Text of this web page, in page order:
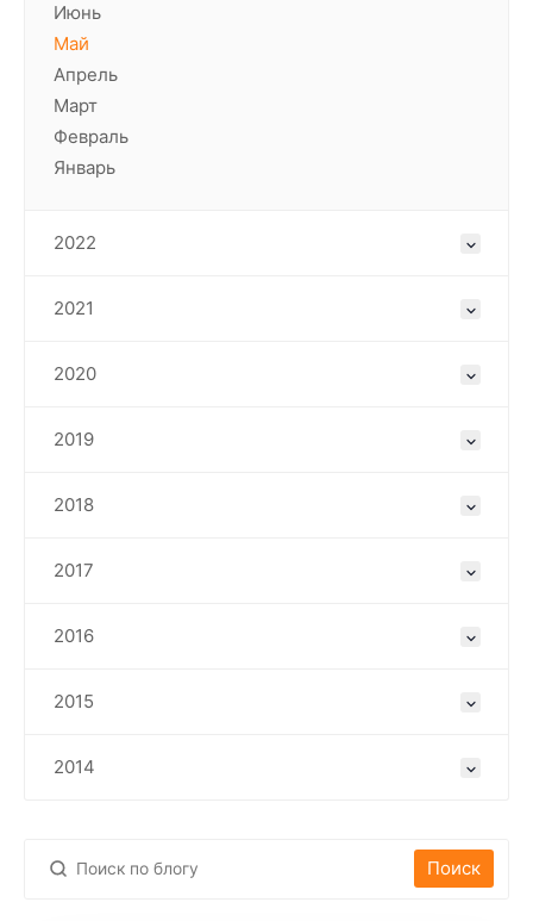
Июнь
Май
Апрель
Март
Февраль
Январь
2022
2021
2020
2019
2018
2017
2016
2015
2014
Поиск